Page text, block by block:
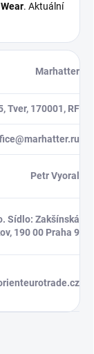
. Aktuální
Marhatter
Tver, 170001, RF
Petr Vyoral
Sídlo: Zakšínská
190 00 Praha 9